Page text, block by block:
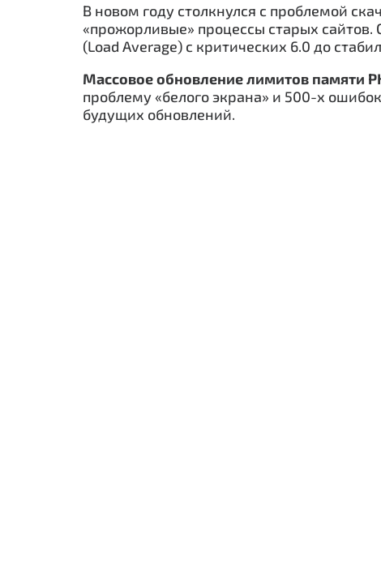
В новом году столкнулся с проблемой
«прожорливые» процессы старых
(Load Average) с критических 6.0 до
Массовое обновление лимитов памяти
проблему «белого экрана» и 500-х
будущих обновлений.